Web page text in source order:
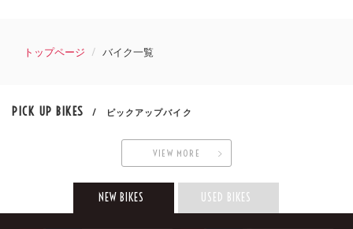
トップページ バイク一覧
PICK UP BIKES / ピックアップバイク
VIEW MORE
NEW BIKES USED BIKES